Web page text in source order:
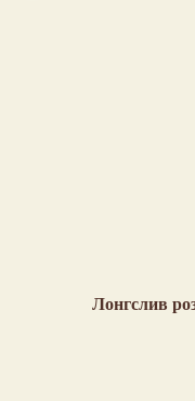
Лонгслив